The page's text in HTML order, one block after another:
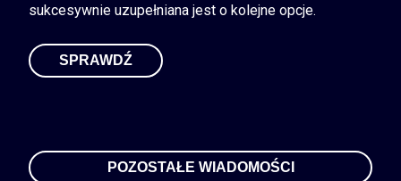
sukcesywnie uzupełniana jest o kolejne opcje.
SPRAWDŹ
POZOSTAŁE WIADOMOŚCI